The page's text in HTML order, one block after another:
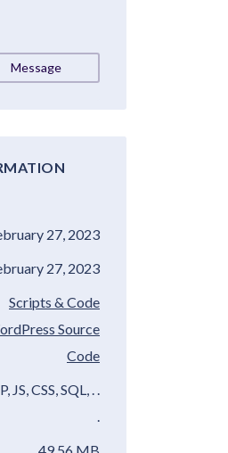
Message
27, 2023
27, 2023
Scripts & Code
Source
Code
JS, CSS, SQL, . .
.